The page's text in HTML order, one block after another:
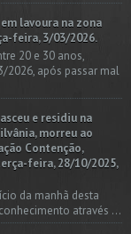
lavoura na zona
feira, 3/03/2026.
20 e 30 anos,
2026, após passar mal
e residiu na
morreu ao
Contenção,
feira, 28/10/2025,
da manhã desta
através ...